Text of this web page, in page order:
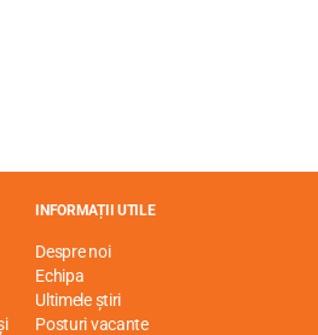
INFORMAȚII UTILE
Despre noi
Echipa
Ultimele știri
Posturi vacante